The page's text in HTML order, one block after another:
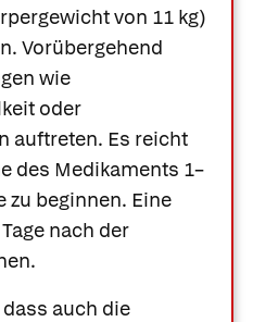
von 11 kg)
Vorübergehend
wie
oder
auftreten. Es reicht
des Medikaments 1–
zu beginnen. Eine
nach der
auch die